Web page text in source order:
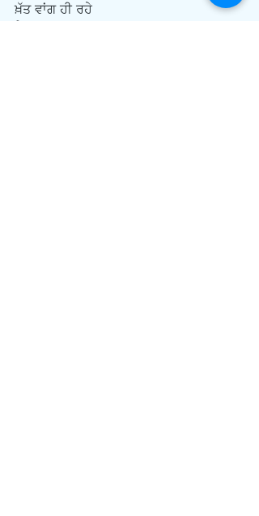
ਖ਼ੱਤ ਵਾਂਗ ਹੀ ਰਹੇ